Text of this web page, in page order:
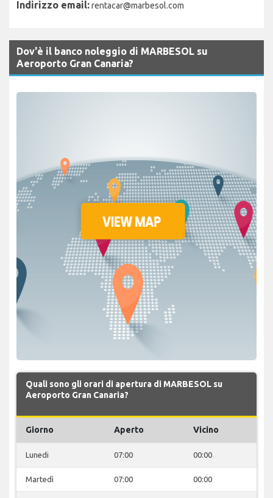
Indirizzo email:rentacar@marbesol.com
Dov'è il banco noleggio di MARBESOL su
Aeroporto Gran Canaria?
Quali sono gli orari di apertura di MARBESOL su
Aeroporto Gran Canaria?
Giorno Aperto Vicino
Lunedi 07:00 00:00
Martedì 07:00 00:00